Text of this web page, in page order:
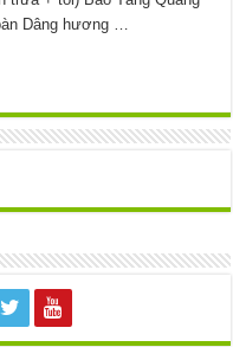
Dâng hương …